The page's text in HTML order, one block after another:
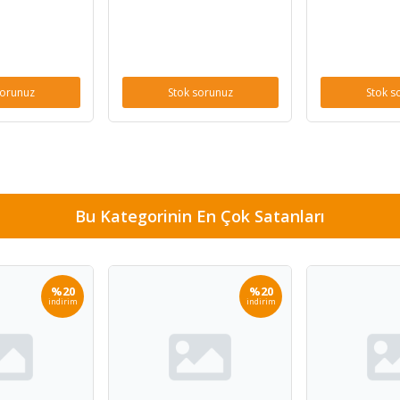
Stok sorunuz Stok
Bu Kategorinin En Çok Satanları
%20
indirim
%20
indirim